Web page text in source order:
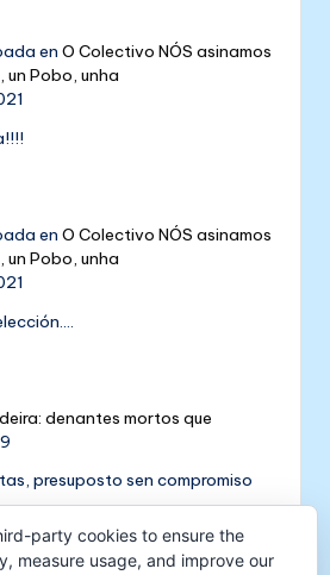
en O Colectivo NÓS asinamos
un Pobo, unha
en O Colectivo NÓS asinamos
un Pobo, unha
denantes mortos que
presuposto sen compromiso
do Colectivo
party cookies to ensure the
measure usage, and improve our